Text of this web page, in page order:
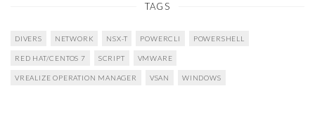
TAGS
DIVERS NETWORK NSX-T POWERCLI POWERSHELL
RED HAT/CENTOS 7 SCRIPT VMWARE
VREALIZE OPERATION MANAGER VSAN WINDOWS